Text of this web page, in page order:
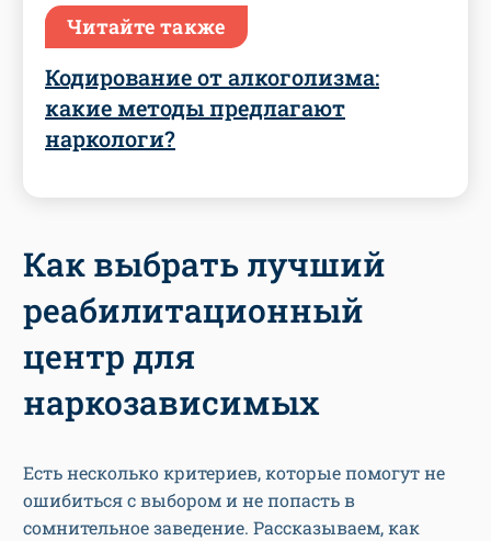
Читайте также
Кодирование от алкоголизма:
какие методы предлагают
наркологи?
Как выбрать лучший
реабилитационный
центр для
наркозависимых
Есть несколько критериев, которые помогут не
ошибиться с выбором и не попасть в
сомнительное заведение. Рассказываем, как